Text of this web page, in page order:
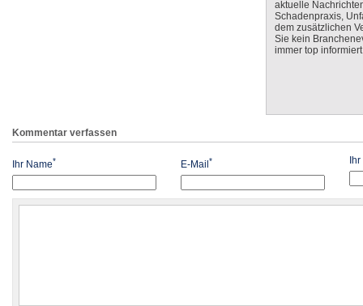
aktuelle
Schadenpraxis,
dem zusätzlichen
Sie kein
immer top
Kommentar verfassen
Ihr Name* E-Mail *